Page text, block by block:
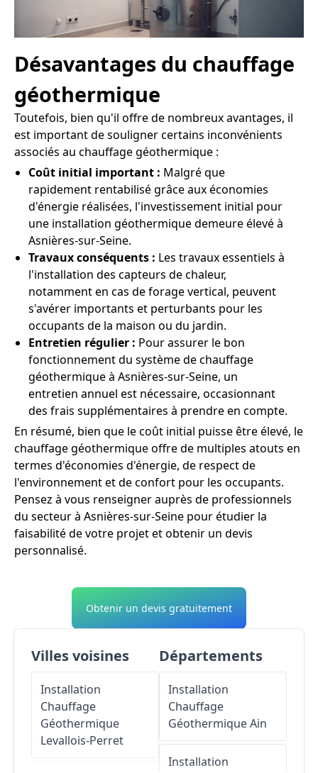
Désavantages du chauffage
géothermique
Toutefois, bien qu'il offre de nombreux avantages, il
est important de souligner certains inconvénients
associés au chauffage géothermique :
Coût initial important : Malgré que
rapidement rentabilisé grâce aux économies
d'énergie réalisées, l'investissement initial pour
une installation géothermique demeure élevé à
Asnières-sur-Seine.
Travaux conséquents : Les travaux essentiels à
l'installation des capteurs de chaleur,
notamment en cas de forage vertical, peuvent
s'avérer importants et perturbants pour les
occupants de la maison ou du jardin.
Entretien régulier : Pour assurer le bon
fonctionnement du système de chauffage
géothermique à Asnières-sur-Seine, un
entretien annuel est nécessaire, occasionnant
des frais supplémentaires à prendre en compte.
En résumé, bien que le coût initial puisse être élevé, le
chauffage géothermique offre de multiples atouts en
termes d'économies d'énergie, de respect de
l'environnement et de confort pour les occupants.
Pensez à vous renseigner auprès de professionnels
du secteur à Asnières-sur-Seine pour étudier la
faisabilité de votre projet et obtenir un devis
personnalisé.
Obtenir un devis gratuitement
Villes voisines
Installation
Chauffage
Géothermique
Levallois-Perret
Départements
Installation
Chauffage
GéothermiqueAin
Installation